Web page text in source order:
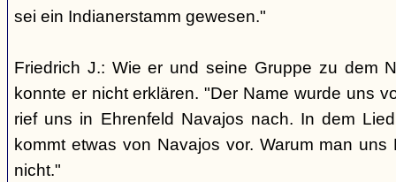
sei ein Indianerstamm gewesen."
Friedrich J.: Wie er und seine Gruppe zu dem
konnte er nicht erklären. "Der Name wurde uns
rief uns in Ehrenfeld Navajos nach. In dem
kommt etwas von Navajos vor. Warum man
nicht."